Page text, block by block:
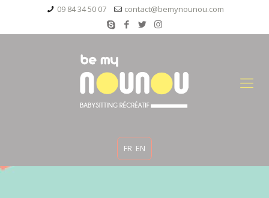
09 84 34 50 07 contact@bemynounou.com
FR EN